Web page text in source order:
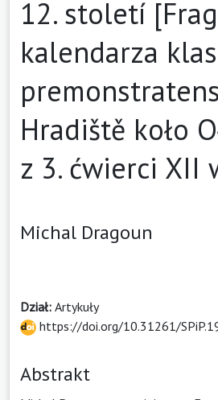
12. století
kalendarza
Hradiště koło
z 3. ćwierci XII
Michal Dragoun
Dział: Artykuły
https://doi.org/10.31261/
Abstrakt